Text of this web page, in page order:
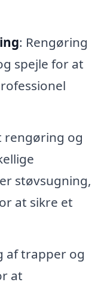
: Rengøring
spejle for at
rengøring og
støvsugning,
at sikre et
af trapper og
at